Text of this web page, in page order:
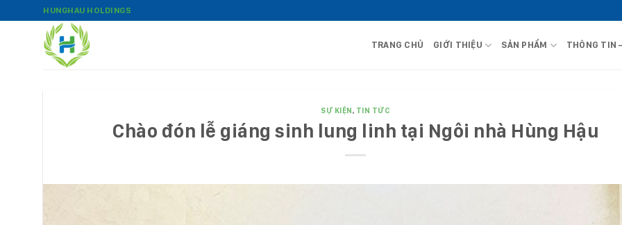
qua
HUNGHAU HOLDINGS
TRANG CHỦ GIỚI THIỆU SẢN PHẨM THÔNG TIN
SỰ KIỆN, TIN TỨC
Chào đón lễ giáng sinh lung linh tại Ngôi nhà Hùng Hậu